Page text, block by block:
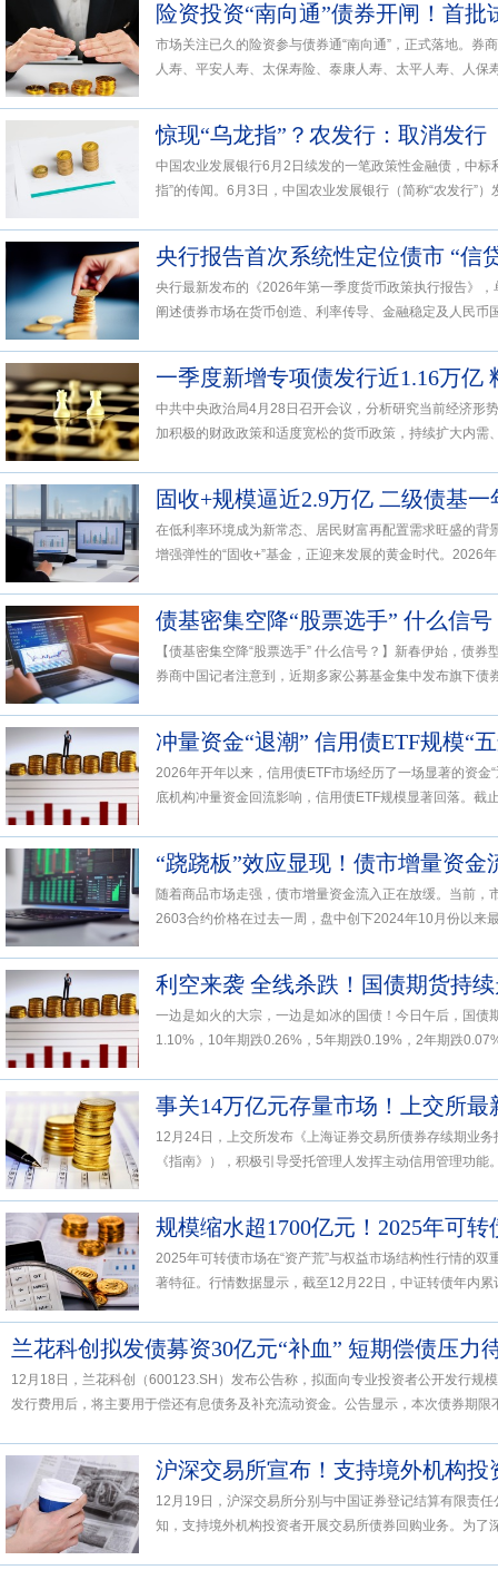
险资投资“南向通”债券开闸！首
市场关注已久的险资参与债券通“南向通”，正式落地。券
人寿、平安人寿、太保寿险、泰康人寿、太平人寿、人保
惊现“乌龙指”？农发行：取消发行
中国农业发展银行6月2日续发的一笔政策性金融债，中标
指”的传闻。6月3日，中国农业发展银行（简称“农发行”）
央行最新发布的《2026年第一季度货币政策执行报告》
阐述债券市场在货币创造、利率传导、金融稳定及人民币
中共中央政治局4月28日召开会议，分析研究当前经济形
加积极的财政政策和适度宽松的货币政策，持续扩大内需
在低利率环境成为新常态、居民财富再配置需求旺盛的背
增强弹性的“固收+”基金，正迎来发展的黄金时代。2026
债基密集空降“股票选手” 什么信号
【债基密集空降“股票选手” 什么信号？】新春伊始，债
券商中国记者注意到，近期多家公募基金集中发布旗下债
冲量资金“退潮” 信用债ETF规模“
2026年开年以来，信用债ETF市场经历了一场显著的资金
底机构冲量资金回流影响，信用债ETF规模显著回落。截
“跷跷板”效应显现！债市增量资金
随着商品市场走强，债市增量资金流入正在放缓。当前
2603合约价格在过去一周，盘中创下2024年10月份以来
利空来袭 全线杀跌！国债期货持
一边是如火的大宗，一边是如冰的国债！今日午后，国债
1.10%，10年期跌0.26%，5年期跌0.19%，2年期跌
事关14万亿元存量市场！上交所最
12月24日，上交所发布《上海证券交易所债券存续期业
《指南》），积极引导受托管理人发挥主动信用管理功能
规模缩水超1700亿元！2025年可
2025年可转债市场在“资产荒”与权益市场结构性行情的
著特征。行情数据显示，截至12月22日，中证转债年内累
兰花科创拟发债募资30亿元“补血” 短期偿债压力
12月18日，兰花科创（600123.SH）发布公告称，拟面向专业投资者公开发行规
发行费用后，将主要用于偿还有息债务及补充流动资金。公告显示，本次债券期限
沪深交易所宣布！支持境外机构
12月19日，沪深交易所分别与中国证券登记结算有限责任
知，支持境外机构投资者开展交易所债券回购业务。为了